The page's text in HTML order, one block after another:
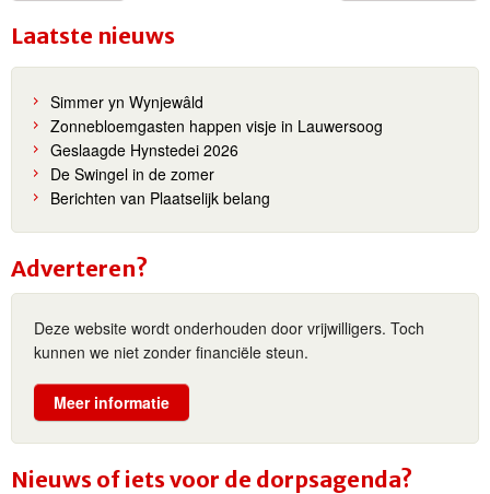
Laatste nieuws
Simmer yn Wynjewâld
Zonnebloemgasten happen visje in Lauwersoog
Geslaagde Hynstedei 2026
De Swingel in de zomer
Berichten van Plaatselijk belang
Adverteren?
Deze website wordt onderhouden door vrijwilligers. Toch
kunnen we niet zonder financiële steun.
Meer informatie
Nieuws of iets voor de dorpsagenda?